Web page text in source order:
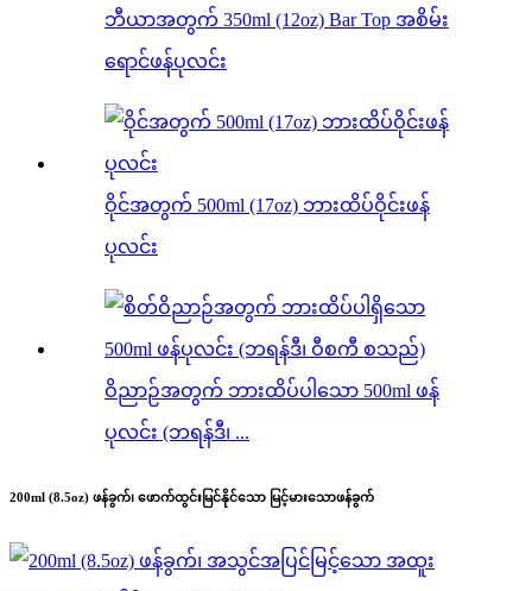
ဘီယာအတွက် 350ml (12oz) Bar Top အစိမ်း
ရောင်ဖန်ပုလင်း
ဝိုင်အတွက် 500ml (17oz) ဘားထိပ်ဝိုင်းဖန်
ပုလင်း
ဝိညာဉ်အတွက် ဘားထိပ်ပါသော 500ml ဖန်
ပုလင်း (ဘရန်ဒီ၊ ...
200ml (8.5oz) ဖန်ခွက်၊ ဖောက်ထွင်းမြင်နိုင်သော မြင့်မားသောဖန်ခွက်